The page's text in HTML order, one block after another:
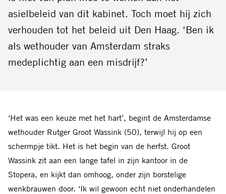
asielbeleid van dit kabinet. Toch moet hij zich
verhouden tot het beleid uit Den Haag. ‘Ben ik
als wethouder van Amsterdam straks
medeplichtig aan een misdrijf?’
‘Het was een keuze met het hart’, begint de Amsterdamse
wethouder Rutger Groot Wassink (50), terwijl hij op een
schermpje tikt. Het is het begin van de herfst. Groot
Wassink zit aan een lange tafel in zijn kantoor in de
Stopera, en kijkt dan omhoog, onder zijn borstelige
wenkbrauwen door. ‘Ik wil gewoon echt niet onderhandelen